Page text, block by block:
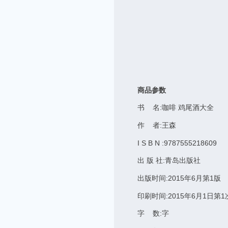
商品参数
书 名:咖啡 鸡尾酒大全
作 者:王森
I S B N :9787555218609
出 版 社:青岛出版社
出版时间:2015年6月第1版
印刷时间:2015年6月1日第1
字 数:字